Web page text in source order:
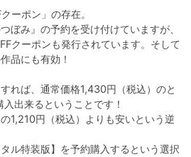
ーポン」の存在。
ぼみ』の予約を受け付けていますが、
クーポンも発行されています。そして
品にも有効！
れば、通常価格1,430円（税込）のと
出来るということです！
1,210円（税込）よりも安いという逆
ル特装版】を予約購入するという選択